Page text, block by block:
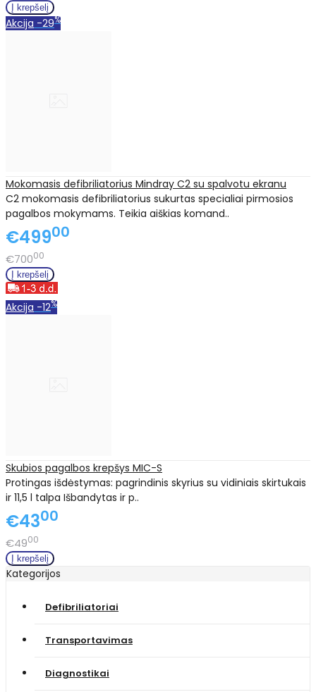
Akcija -29%
Mokomasis defibriliatorius Mindray C2 su spalvotu ekranu
C2 mokomasis defibriliatorius sukurtas specialiai pirmosios
pagalbos mokymams. Teikia aiškias komand..
€49900
€70000
Akcija -12%
Skubios pagalbos krepšys MIC-S
Protingas išdėstymas: pagrindinis skyrius su vidiniais skirtukais
ir 11,5 l talpa Išbandytas ir p..
€4300
€4900
Kategorijos
Defibriliatoriai
Transportavimas
Diagnostikai